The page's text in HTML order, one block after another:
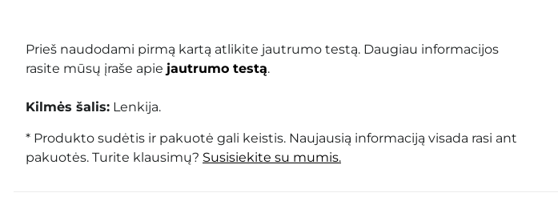
Prieš naudodami pirmą kartą atlikite jautrumo testą. Daugiau informacijos
rasite mūsų įraše apie jautrumo testą.
Kilmės šalis: Lenkija.
* Produkto sudėtis ir pakuotė gali keistis. Naujausią informaciją visada rasi ant
pakuotės. Turite klausimų? Susisiekite su mumis.